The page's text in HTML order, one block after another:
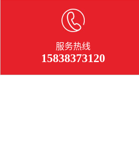
服务热线
15838373120